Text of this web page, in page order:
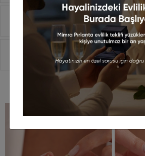
Taksit Seçenekleri
Sipariş Ve Teslimat
Benzer Ürünler